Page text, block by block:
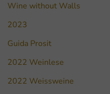
Wine without Walls
2023
Guida Prosit
2022 Weinlese
2022 Weissweine